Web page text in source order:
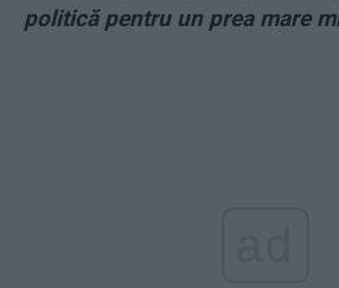
politică pentru un prea mare